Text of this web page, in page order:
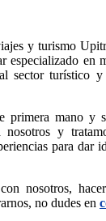
y turismo
especializado en
sector turístico
primera mano y
nosotros y
para dar
nosotros,
no dudes en